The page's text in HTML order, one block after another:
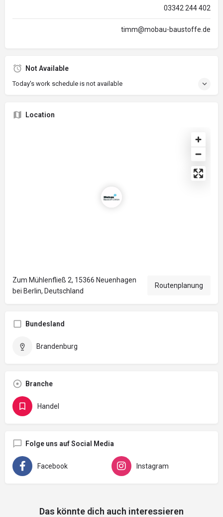
03342 244 402
timm@mobau-baustoffe.de
Not Available
Today's work schedule is not available
Location
Zum Mühlenfließ 2, 15366 Neuenhagen
bei Berlin, Deutschland
Routenplanung
Bundesland
Brandenburg
Branche
Handel
Folge uns auf Social Media
Facebook Instagram
Das könnte dich auch interessieren